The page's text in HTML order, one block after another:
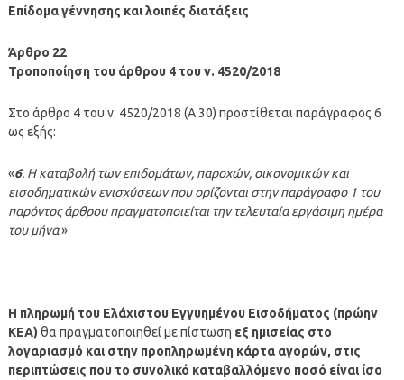
Επίδομα γέννησης και λοιπές διατάξεις
Άρθρο 22
Τροποποίηση του άρθρου 4 του ν. 4520/2018
Στο άρθρο 4 του ν. 4520/2018 (Α 30) προστίθεται παράγραφος 6
ως εξής:
«6. Η καταβολή των επιδομάτων, παροχών, οικονομικών και
εισοδηματικών ενισχύσεων που ορίζονται στην παράγραφο 1 του
παρόντος άρθρου πραγματοποιείται την τελευταία εργάσιμη ημέρα
του μήνα.»
Η πληρωμή του Ελάχιστου Εγγυημένου Εισοδήματος (πρώην
ΚΕΑ) θα πραγματοποιηθεί με πίστωση εξ ημισείας στο
λογαριασμό και στην προπληρωμένη κάρτα αγορών, στις
περιπτώσεις που το συνολικό καταβαλλόμενο ποσό είναι ίσο